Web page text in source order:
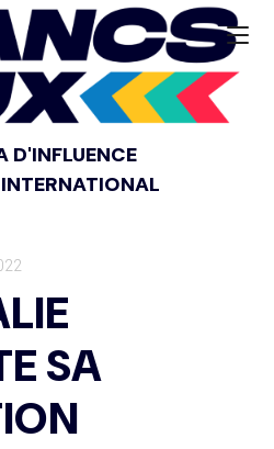
D'INFLUENCE
SA